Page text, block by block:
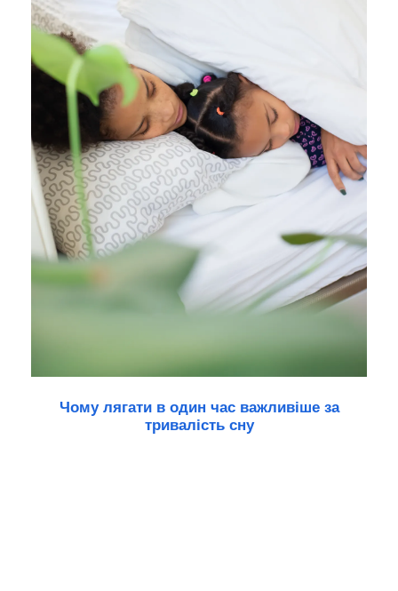
Чому лягати в один час важливіше за
тривалість сну